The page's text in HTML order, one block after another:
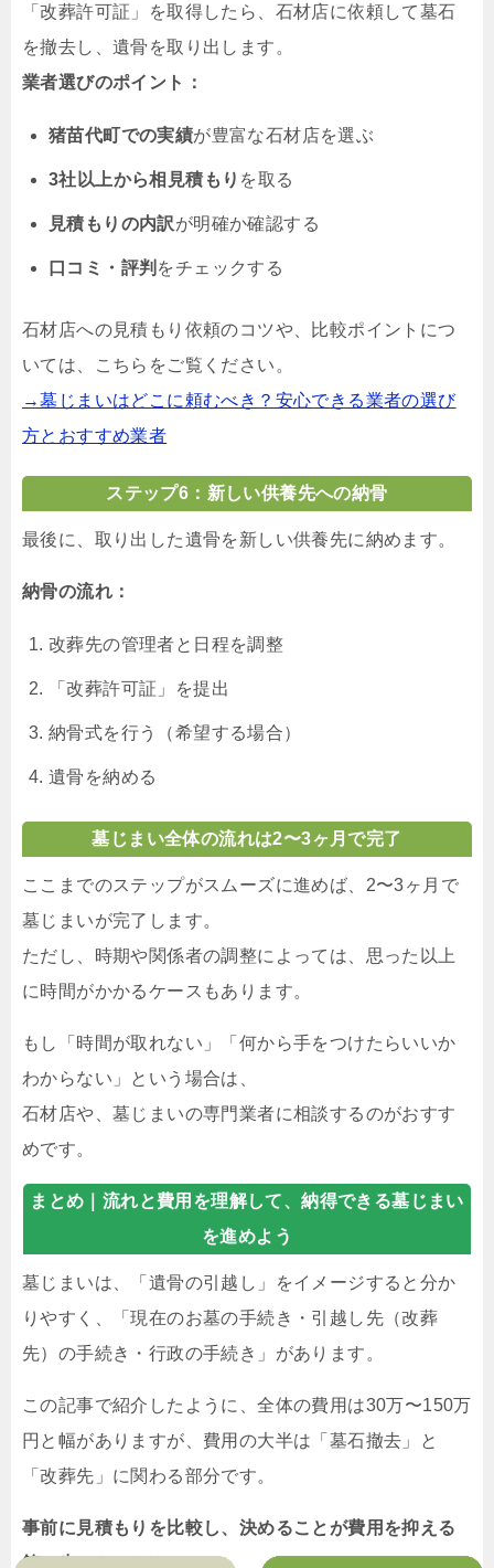
「改葬許可証」を取得したら、石材店に依頼して墓石
を撤去し、遺骨を取り出します。
業者選びのポイント：
猪苗代町での実績が豊富な石材店を選ぶ
3社以上から相見積もり を取る
見積もりの内訳が明確か確認する
口コミ・評判 をチェックする
石材店への見積もり依頼のコツや、比較ポイントにつ
いては、こちらをご覧ください。
→墓じまいはどこに頼むべき？安心できる業者の選び
方とおすすめ業者
ステップ6：新しい供養先への納骨
最後に、取り出した遺骨を新しい供養先に納めます。
納骨の流れ：
改葬先の管理者と日程を調整
「改葬許可証」を提出
納骨式を行う（希望する場合）
遺骨を納める
墓じまい全体の流れは2〜3ヶ月で完了
ここまでのステップがスムーズに進めば、2〜3ヶ月で
墓じまいが完了します。
ただし、時期や関係者の調整によっては、思った以上
に時間がかかるケースもあります。
もし「時間が取れない」「何から手をつけたらいいか
わからない」という場合は、
石材店や、墓じまいの専門業者に相談するのがおすす
めです。
まとめ｜ 流れと費用を理解して、納得できる墓じまい
を進めよう
墓じまいは、「遺骨の引越し」をイメージすると分か
りやすく、「現在のお墓の手続き・引越し先（改葬
先）の手続き・行政の手続き」があります。
この記事で紹介したように、全体の費用は30万〜150万
円と幅がありますが、費用の大半は「墓石撤去」と
「改葬先」に関わる部分です。
事前に見積もりを比較し、決めることが費用を抑える
第一歩